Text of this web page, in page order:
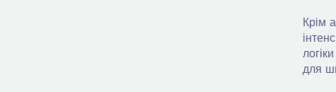
Крім
для